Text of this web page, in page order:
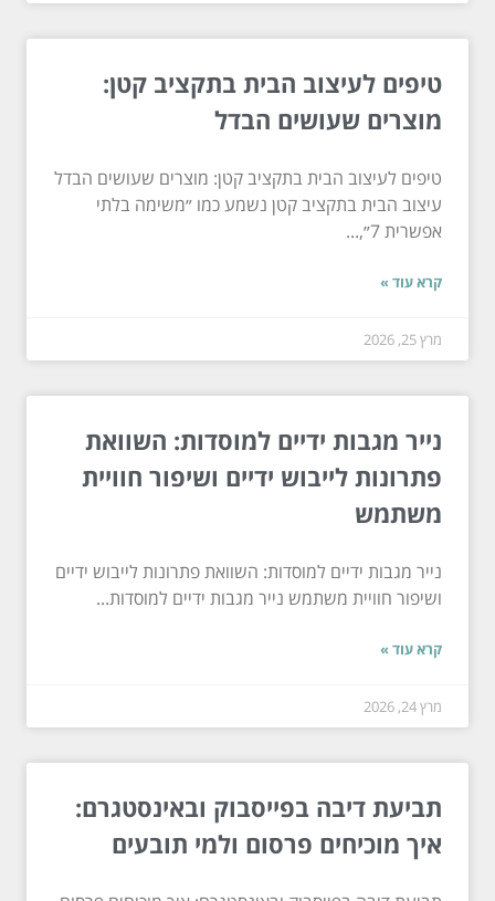
טיפים לעיצוב הבית בתקציב קטן:
מוצרים שעושים הבדל
טיפים לעיצוב הבית בתקציב קטן: מוצרים שעושים הבדל
עיצוב הבית בתקציב קטן נשמע כמו ״משימה בלתי
אפשרית 7״,...
קרא עוד »
מרץ 25, 2026
נייר מגבות ידיים למוסדות: השוואת
פתרונות לייבוש ידיים ושיפור חוויית
משתמש
נייר מגבות ידיים למוסדות: השוואת פתרונות לייבוש ידיים
ושיפור חוויית משתמש נייר מגבות ידיים למוסדות...
קרא עוד »
מרץ 24, 2026
תביעת דיבה בפייסבוק ובאינסטגרם:
איך מוכיחים פרסום ולמי תובעים